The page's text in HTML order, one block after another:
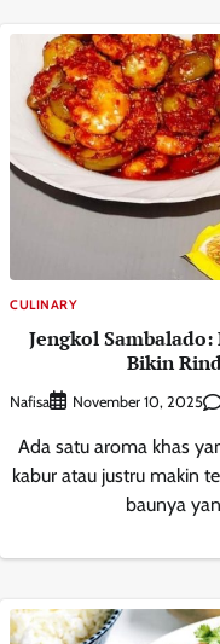
CULINARY
Jengkol
Bikin
Nafisa November 10, 2025
Ada satu aroma khas
kabur atau justru makin
baunya